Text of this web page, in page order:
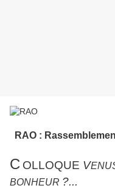
RAO :
C OLLOQUE V
BONHEUR ?...